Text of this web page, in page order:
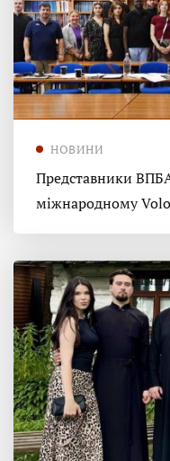
НОВИНИ
Представники
міжнародному